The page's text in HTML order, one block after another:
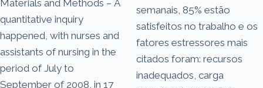
Materials and Methods – A
quantitative inquiry
happened, with nurses and
assistants of nursing in the
period of July to
September of 2008, in 17
semanais, 85% estão
satisfeitos no trabalho e os
fatores estressores mais
citados foram: recursos
inadequados, carga